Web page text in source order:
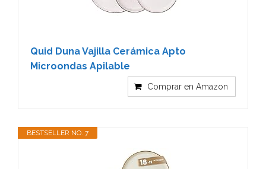
Quid Duna Vajilla Cerámica Apto
Microondas Apilable
Comprar en Amazon
BESTSELLER NO. 7